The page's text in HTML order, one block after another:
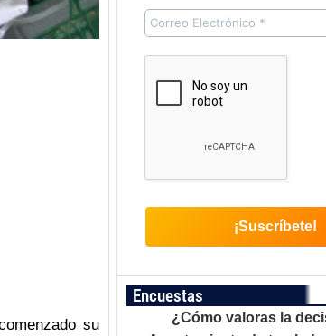
su
Encuestas
¿Cómo valoras la